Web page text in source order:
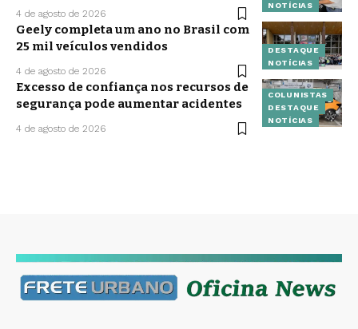
NOTÍCIAS
4 de agosto de 2026
DESTAQUE
NOTÍCIAS
Geely completa um ano no Brasil com
25 mil veículos vendidos
4 de agosto de 2026
COLUNISTAS
DESTAQUE
NOTÍCIAS
Excesso de confiança nos recursos de
segurança pode aumentar acidentes
4 de agosto de 2026